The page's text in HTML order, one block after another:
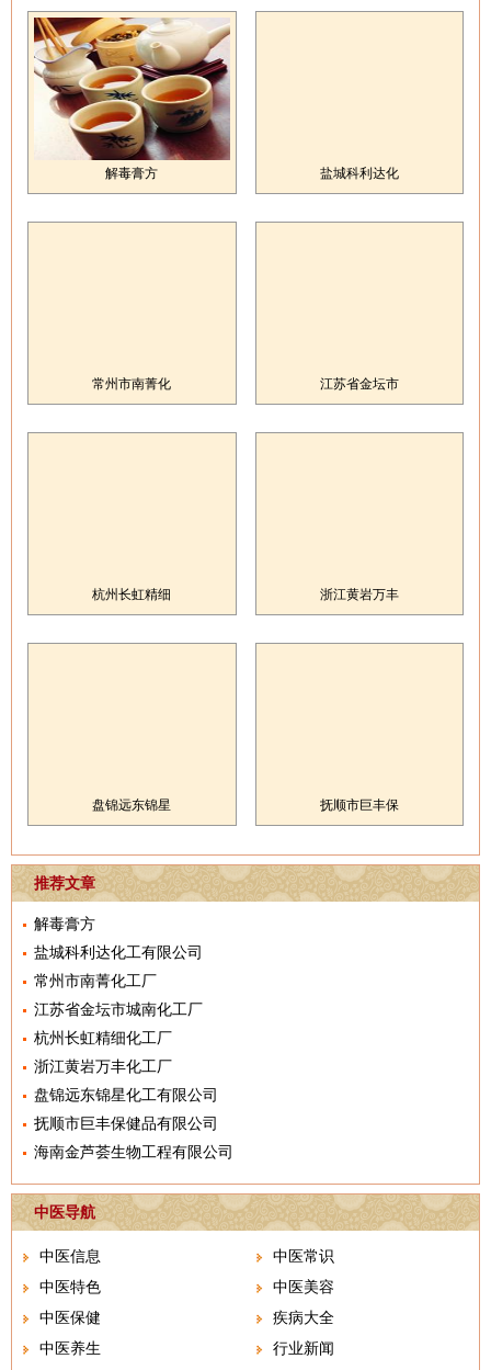
解毒膏方 盐城科利达化
常州市南菁化 江苏省金坛市
杭州长虹精细 浙江黄岩万丰
盘锦远东锦星 抚顺市巨丰保
推荐文章
解毒膏方
盐城科利达化工有限公司
常州市南菁化工厂
江苏省金坛市城南化工厂
杭州长虹精细化工厂
浙江黄岩万丰化工厂
盘锦远东锦星化工有限公司
抚顺市巨丰保健品有限公司
海南金芦荟生物工程有限公司
中医导航
中医信息
中医常识
中医特色
中医美容
中医保健
疾病大全
中医养生
行业新闻